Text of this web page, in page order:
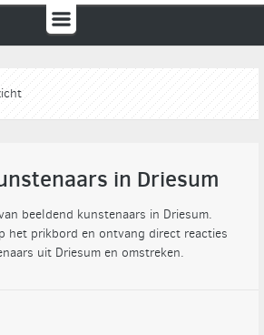
in Driesum
beeldend kunstenaars in Driesum.
het prikbord en ontvang direct reacties
uit Driesum en omstreken.